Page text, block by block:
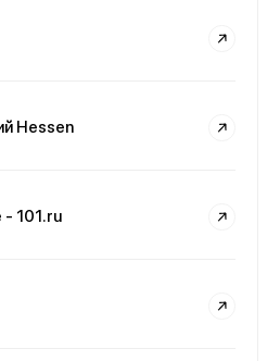
Hessen
- 101.ru